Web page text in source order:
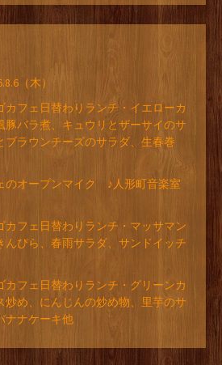
（木）
カフェ日替わりランチ・イエローカ
豚バラ煮、キュウリとザーサイのサ
ブラウンチーズのサラダ、生春巻
オープンマイク ♪人形町音楽室
カフェ日替わりランチ・マッサマン
んぴら、春雨サラダ、サンドイッチ
カフェ日替わりランチ・グリーンカ
炒め、にんじんの炒め物、里芋のサ
ナナケーキ他